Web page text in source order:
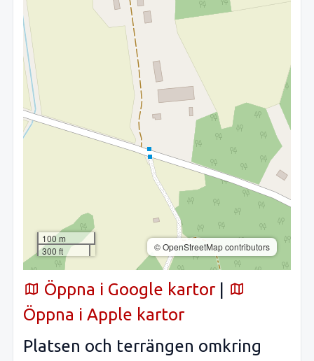
100 m
300 ft
© OpenStreetMap contributors
Öppna i Google kartor |
Öppna i Apple kartor
Platsen och terrängen omkring